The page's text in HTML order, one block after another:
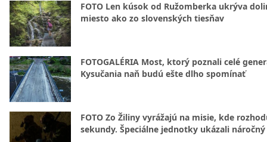
FOTO Len kúsok od Ružomberka ukrýva
miesto ako zo slovenských tiesňav
FOTOGALÉRIA Most, ktorý poznali celé
Kysučania naň budú ešte dlho spomínať
FOTO Zo Žiliny vyrážajú na misie, kde
sekundy. Špeciálne jednotky ukázali